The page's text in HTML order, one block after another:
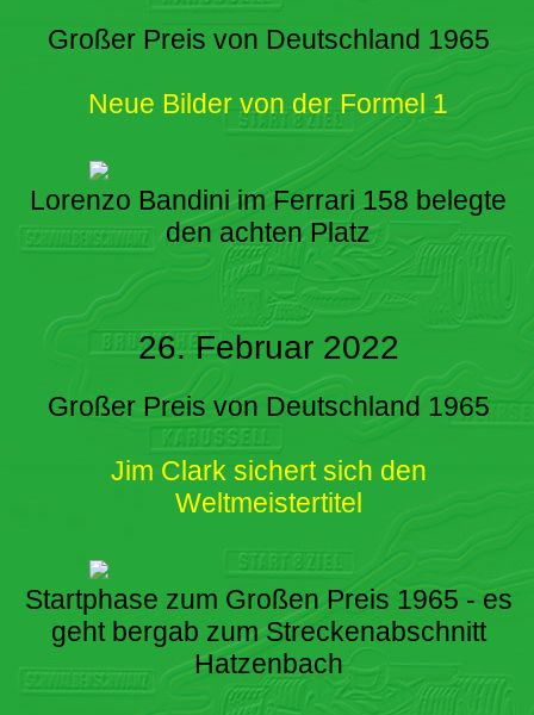
Großer Preis von Deutschland 1965
Neue Bilder von der Formel 1
Lorenzo Bandini im Ferrari 158 belegte
den achten Platz
26. Februar 2022
Großer Preis von Deutschland 1965
Jim Clark sichert sich den
Weltmeistertitel
Startphase zum Großen Preis 1965 - es
geht bergab zum Streckenabschnitt
Hatzenbach